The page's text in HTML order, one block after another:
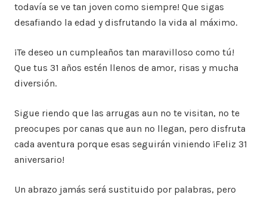
todavía se ve tan joven como siempre! Que sigas
desafiando la edad y disfrutando la vida al máximo.
¡Te deseo un cumpleaños tan maravilloso como tú!
Que tus 31 años estén llenos de amor, risas y mucha
diversión.
Sigue riendo que las arrugas aun no te visitan, no te
preocupes por canas que aun no llegan, pero disfruta
cada aventura porque esas seguirán viniendo ¡Feliz 31
aniversario!
Un abrazo jamás será sustituido por palabras, pero